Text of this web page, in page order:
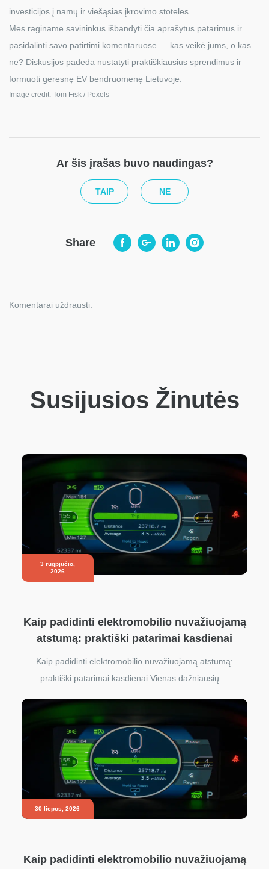
investicijos į namų ir viešąsias įkrovimo stoteles.
Mes raginame savininkus išbandyti čia aprašytus patarimus ir
pasidalinti savo patirtimi komentaruose — kas veikė jums, o kas
ne? Diskusijos padeda nustatyti praktiškiausius sprendimus ir
formuoti geresnę EV bendruomenę Lietuvoje.
Image credit: Tom Fisk / Pexels
Ar šis įrašas buvo naudingas?
TAIP NE
Share
Komentarai uždrausti.
Susijusios Žinutės
3 rugpjūčio,
2026
Kaip padidinti elektromobilio nuvažiuojamą
atstumą: praktiški patarimai kasdienai
Kaip padidinti elektromobilio nuvažiuojamą atstumą:
praktiški patarimai kasdienai Vienas dažniausių ...
30 liepos, 2026
Kaip padidinti elektromobilio nuvažiuojamą